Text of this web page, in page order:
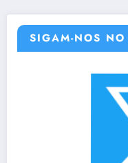
SIGAM-NOS NO